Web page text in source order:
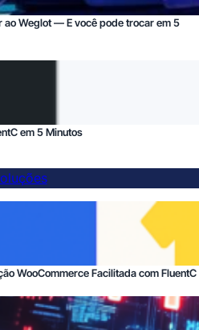
ao Weglot — E você pode trocar em 5
em 5 Minutos
WooCommerce Facilitada com FluentC